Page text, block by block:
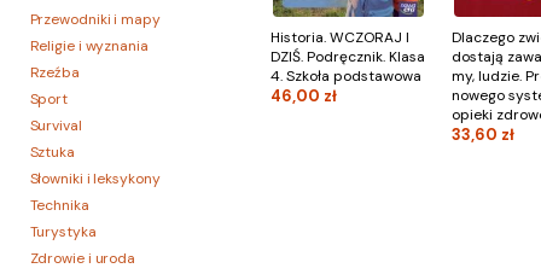
Przewodniki i mapy
Religie i wyznania
Rzeźba
Sport
Survival
Sztuka
Słowniki i leksykony
Technika
Turystyka
Zdrowie i uroda
Historia. WCZORAJ I
DZIŚ. Podręcznik. Klasa
4. Szkoła podstawowa
46,00 zł
Dlaczego
dostają
my, ludzie.
nowego
opieki
33,60 zł